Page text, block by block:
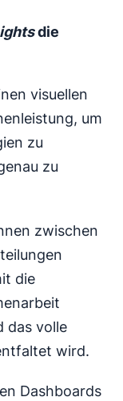
die
visuellen
um
zu
zu
zwischen
die
das volle
wird.
Dashboards